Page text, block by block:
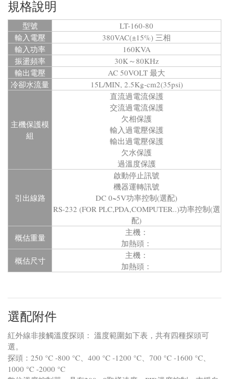
規格說明
型號
LT-160-80
輸入電壓
380VAC(±15%) 三相
輸入功率
160KVA
振盪頻率
30K～80KHz
輸出電壓
AC 50VOLT 最大
冷卻水流量
15L/MIN, 2.5Kg-cm2(35psi)
主機保護模
組
直流過電流保護
交流過電流保護
欠相保護
輸入過電壓保護
輸出過電壓保護
欠水保護
過溫度保護
引出線路
啟動停止訊號
機器運轉訊號
DC 0~5V功率控制(選配)
RS-232 (FOR PLC,PDA,COMPUTER..)功率控制(選
配)
概估重量
主機：
加熱頭：
概估尺寸
主機：
加熱頭：
選配附件
紅外線非接觸溫度探頭： 溫度範圍如下表，共有四種探頭可
選。
探頭：250 °C -800 °C、400 °C -1200 °C、700 °C -1600 °C、
1000 °C -2000 °C